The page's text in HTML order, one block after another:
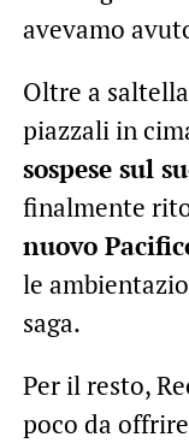
avevamo
Oltre a
piazzali in
sospese sul
finalmente
nuovo
le
saga.
Per il resto,
poco da